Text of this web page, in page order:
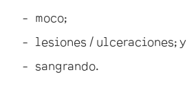
moco;
lesiones / ulceraciones; y
sangrando.